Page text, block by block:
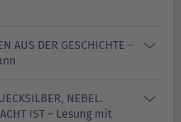
AUS DER GESCHICHTE –
NEBEL.
IST – Lesung mit